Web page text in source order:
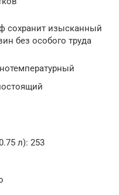
сохранит изысканный
без особого труда
л): 253